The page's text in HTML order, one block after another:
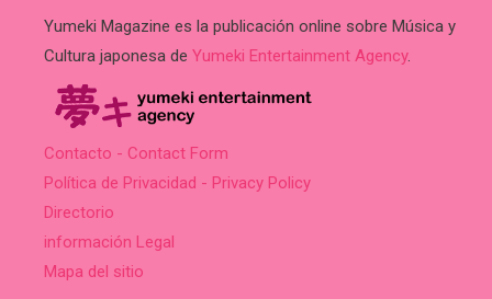
Yumeki Magazine es la publicación online sobre Música y
Cultura japonesa de Yumeki Entertainment Agency.
Contacto - Contact Form
Política de Privacidad - Privacy Policy
Directorio
información Legal
Mapa del sitio